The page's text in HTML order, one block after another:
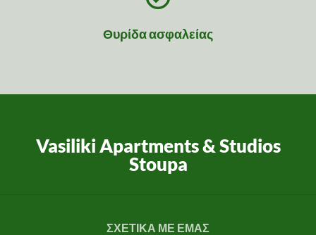
Θυρίδα ασφαλείας
Vasiliki Apartments & Studios
Stoupa
ΣΧΕΤΙΚΆ ΜΕ ΕΜΆΣ